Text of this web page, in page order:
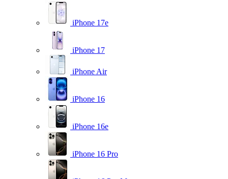
iPhone 17e
iPhone 17
iPhone Air
iPhone 16
iPhone 16e
iPhone 16 Pro